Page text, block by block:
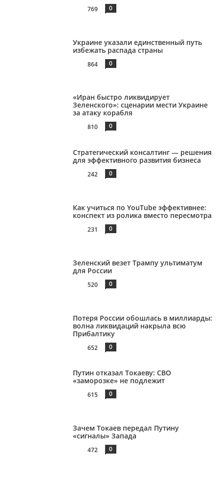
769 0
Украине указали единственный путь
избежать распада страны
864 0
«Иран быстро ликвидирует
Зеленского»: сценарии мести Украине
за атаку корабля
810 0
Стратегический консалтинг — решения
для эффективного развития бизнеса
242 0
Как учиться по YouTube эффективнее:
конспект из ролика вместо пересмотра
231 0
Зеленский везет Трампу ультиматум
для России
520 0
Потеря России обошлась в миллиарды:
волна ликвидаций накрыла всю
Прибалтику
652 0
Путин отказал Токаеву: СВО
«заморозке» не подлежит
615 0
Зачем Токаев передал Путину
«сигналы» Запада
472 0